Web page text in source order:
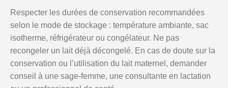
Respecter les durées de conservation recommandées
selon le mode de stockage : température ambiante, sac
isotherme, réfrigérateur ou congélateur. Ne pas
recongeler un lait déjà décongelé. En cas de doute sur la
conservation ou l’utilisation du lait maternel, demander
conseil à une sage-femme, une consultante en lactation